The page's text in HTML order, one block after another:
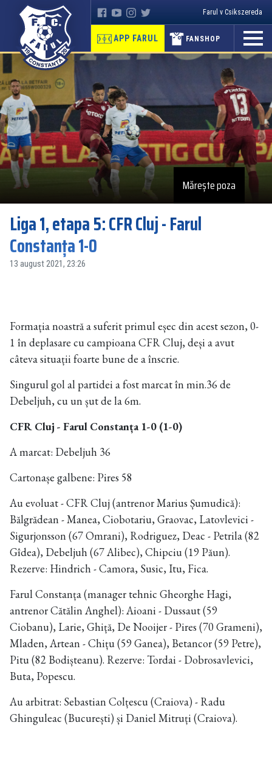
Farul v Csikszereda
APP FARUL FANSHOP
Mărește poza
Liga 1, etapa 5: CFR Cluj - Farul
Constanța 1-0
13 august 2021, 23:26
Formația noastră a suferit primul eșec din acest sezon, 0-
1 în deplasare cu campioana CFR Cluj, deși a avut
câteva situații foarte bune de a înscrie.
Singurul gol al partidei a fost marcat în min.36 de
Debeljuh, cu un șut de la 6m.
CFR Cluj - Farul Constanța 1-0 (1-0)
A marcat: Debeljuh 36
Cartonașe galbene: Pires 58
Au evoluat - CFR Cluj (antrenor Marius Șumudică):
Bălgrădean - Manea, Ciobotariu, Graovac, Latovlevici -
Sigurjonsson (67 Omrani), Rodriguez, Deac - Petrila (82
Gîdea), Debeljuh (67 Alibec), Chipciu (19 Păun).
Rezerve: Hindrich - Camora, Susic, Itu, Fica.
Farul Constanța (manager tehnic Gheorghe Hagi,
antrenor Cătălin Anghel): Aioani - Dussaut (59
Ciobanu), Larie, Ghiță, De Nooijer - Pires (70 Grameni),
Mladen, Artean - Chițu (59 Ganea), Betancor (59 Petre),
Pitu (82 Bodișteanu). Rezerve: Tordai - Dobrosavlevici,
Buta, Popescu.
Au arbitrat: Sebastian Colțescu (Craiova) - Radu
Ghinguleac (București) și Daniel Mitruți (Craiova).